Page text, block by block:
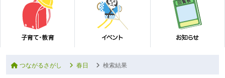
つながるさがし 春日 検索結果